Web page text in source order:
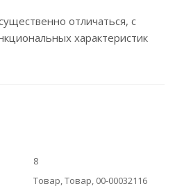
отличаться, с
характеристик
8
Товар, Товар, 00-00032116